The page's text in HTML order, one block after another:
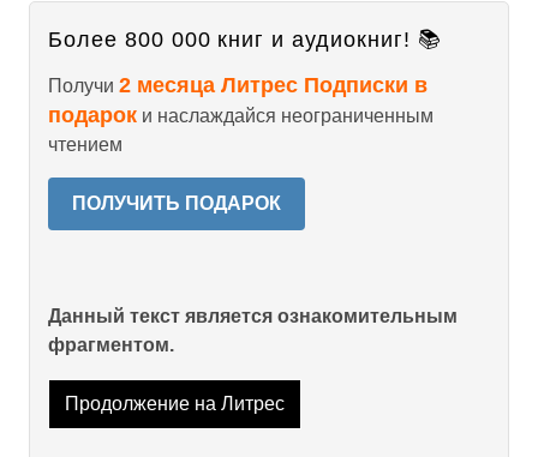
Более 800 000 книг и аудиокниг! 📚
Получи 2 месяца Литрес Подписки в
подарок и наслаждайся неограниченным
чтением
ПОЛУЧИТЬ ПОДАРОК
Данный текст является ознакомительным
фрагментом.
Продолжение на Литрес